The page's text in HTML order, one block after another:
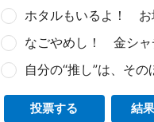
ホタルもいるよ！ お
なごやめし！ 金シャ
自分の“推し”は、その
投票する 結